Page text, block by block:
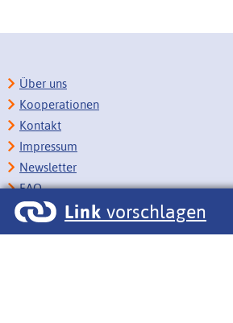
Link vorschlagen
Über uns
Kooperationen
Kontakt
Impressum
Newsletter
FAQ
Copyright